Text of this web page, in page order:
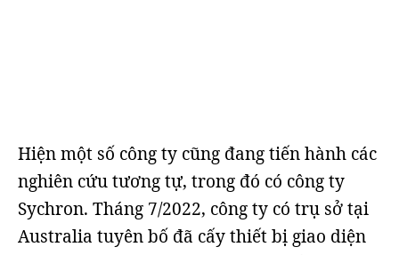
Hiện một số công ty cũng đang tiến hành các
nghiên cứu tương tự, trong đó có công ty
Sychron. Tháng 7/2022, công ty có trụ sở tại
Australia tuyên bố đã cấy thiết bị giao diện